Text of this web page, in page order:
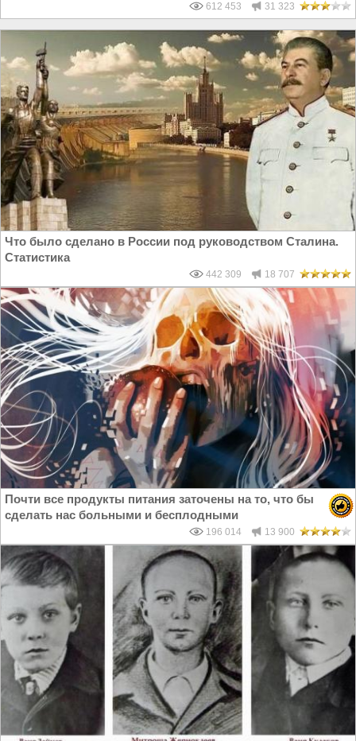
612 453 31 323
Что было сделано в России под руководством Сталина.
Статистика
442 309 18 707
Почти все продукты питания заточены на то, что бы
сделать нас больными и бесплодными
196 014 13 900